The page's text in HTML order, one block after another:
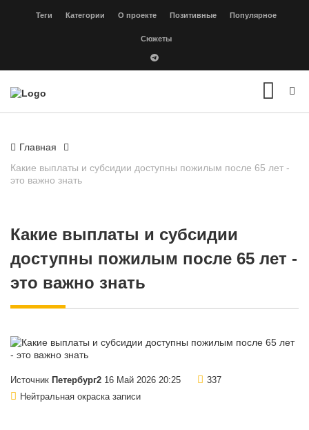
Теги Категории О проекте Позитивные Популярное
Сюжеты
Главная
Какие выплаты и субсидии доступны пожилым после 65 лет -
это важно знать
Какие выплаты и субсидии
доступны пожилым после 65 лет -
это важно знать
Источник Петербург2 16 Май 2026 20:25
337
Нейтральная окраска записи